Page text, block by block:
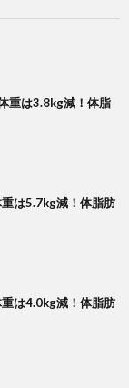
重は3.8kg減！体脂
は5.7kg減！体脂肪
は4.0kg減！体脂肪